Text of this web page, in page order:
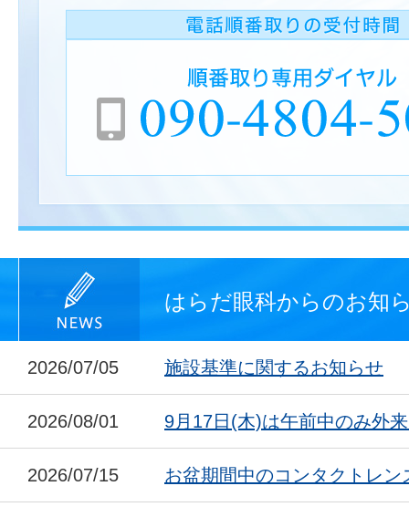
はらだ眼科からのお知
2026/07/05 施設基準に関するお知らせ
2026/08/01 9月17日(木)は午前中のみ外
2026/07/15 お盆期間中のコンタクトレン